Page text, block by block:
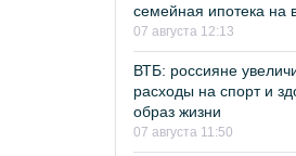
семейная ипотека на
07 августа 12:13
ВТБ: россияне
расходы на спорт и
образ жизни
07 августа 11:50